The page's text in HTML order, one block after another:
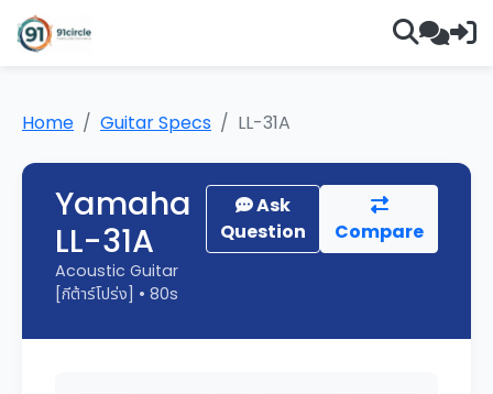
Home Guitar Specs LL-31A
Yamaha
LL-31A
Acoustic Guitar
[กีต้าร์โปร่ง] • 80s
Ask
Question
Compare